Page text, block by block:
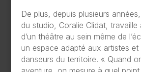
De plus, depuis plusieurs
du studio, Coralie Clidat, travaille
d’un théâtre au sein même de
un espace adapté aux artistes et
danseurs du territoire. « Quand